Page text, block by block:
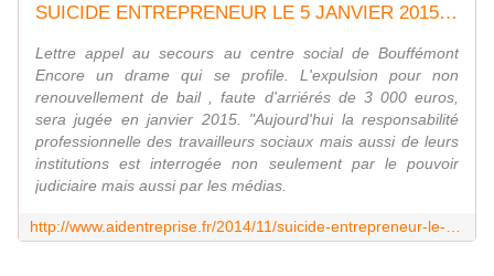
SUICIDE ENTREPRENEUR LE 5 JANVIER 2015? EXPULSION SANS RELOGEMENT D'UNE FAMILLE - Aide Entreprise
Lettre appel au secours au centre social de Bouffémont
Encore un drame qui se profile. L'expulsion pour non
renouvellement de bail , faute d'arriérés de 3 000 euros,
sera jugée en janvier 2015. "Aujourd'hui la responsabilité
professionnelle des travailleurs sociaux mais aussi de leurs
institutions est interrogée non seulement par le pouvoir
judiciaire mais aussi par les médias.